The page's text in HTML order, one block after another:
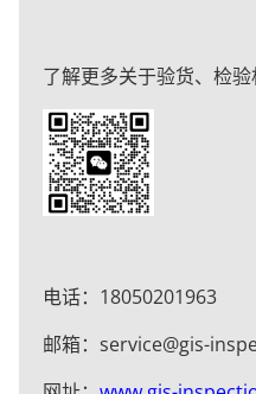
了解更多关于验货、检
电话：18050201963
邮箱：service@gis-